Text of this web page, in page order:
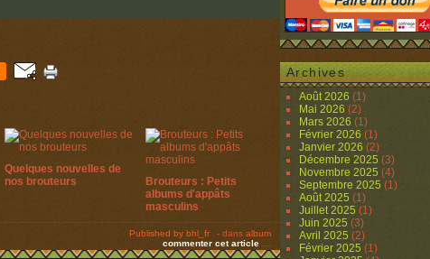
Quelques nouvelles de
nos brouteurs
Brouteurs : Petits
albums d'appâts
masculins
Published by bhl_fr - dans album
commenter cet article
Archives
Août 2026 (1)
Mai 2026 (2)
Mars 2026 (1)
Février 2026 (1)
Janvier 2026 (2)
Décembre 2025 (3)
Novembre 2025 (4)
Septembre 2025 (1)
Août 2025 (1)
Juillet 2025 (1)
Juin 2025 (3)
Avril 2025 (2)
Février 2025 (1)